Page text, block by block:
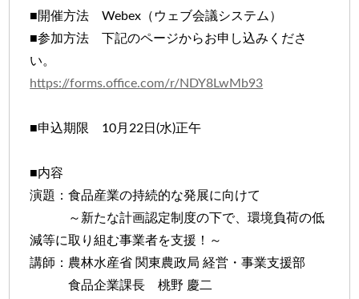
■開催方法 Webex（ウェブ会議システム）
■参加方法 下記のページからお申し込みくださ
い。
https://forms.office.com/r/NDY8LwMb93
■申込期限 10月22日(水)正午
■内容
演題：食品産業の持続的な発展に向けて
～新たな計画認定制度の下で、環境負荷の低
減等に取り組む事業者を支援！～
講師：農林水産省 関東農政局 経営・事業支援部
食品企業課長 桃野 慶二